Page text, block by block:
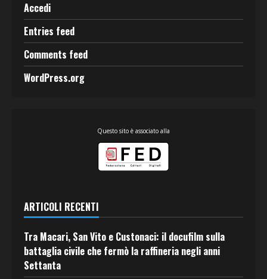
Accedi
Entries feed
Comments feed
WordPress.org
Questo sito è associato alla
ARTICOLI RECENTI
Tra Macari, San Vito e Custonaci: il docufilm sulla
battaglia civile che fermò la raffineria negli anni
Settanta